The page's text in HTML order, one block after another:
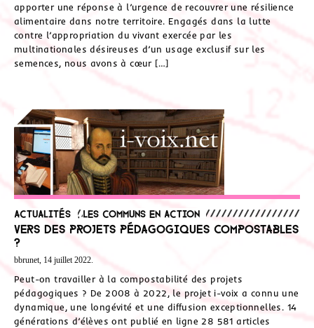
apporter une réponse à l’urgence de recouvrer une résilience
alimentaire dans notre territoire. Engagés dans la lutte
contre l’appropriation du vivant exercée par les
multinationales désireuses d’un usage exclusif sur les
semences, nous avons à cœur […]
Actualités ,Les communs en action
Vers des projets pédagogiques compostables
?
bbrunet, 14 juillet 2022.
Peut-on travailler à la compostabilité des projets
pédagogiques ? De 2008 à 2022, le projet i-voix a connu une
dynamique, une longévité et une diffusion exceptionnelles. 14
générations d’élèves ont publié en ligne 28 581 articles